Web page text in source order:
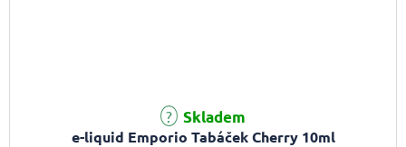
e-liquid Emporio Tabáček Cherry 10ml
Skladem